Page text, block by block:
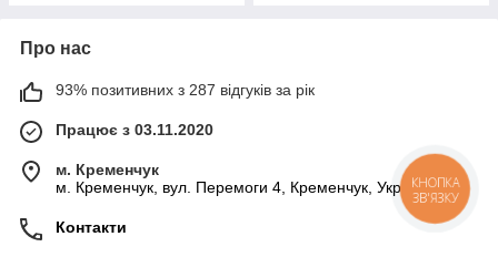
Про нас
93% позитивних з 287 відгуків за рік
Працює з 03.11.2020
м. Кременчук
м. Кременчук, вул. Перемоги 4, Кременчук, Україна
Контакти
КНОПКА
ЗВ'ЯЗКУ